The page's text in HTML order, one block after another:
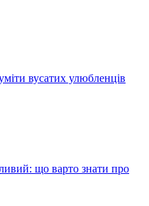
вусатих улюбленців
що варто знати про